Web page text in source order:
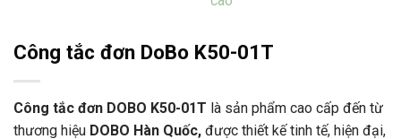
Công tắc đơn DoBo K50-01T
Công tắc đơn DOBO K50-01T là sản phẩm cao cấp đến từ
thương hiệu DOBO Hàn Quốc, được thiết kế tinh tế, hiện đại,